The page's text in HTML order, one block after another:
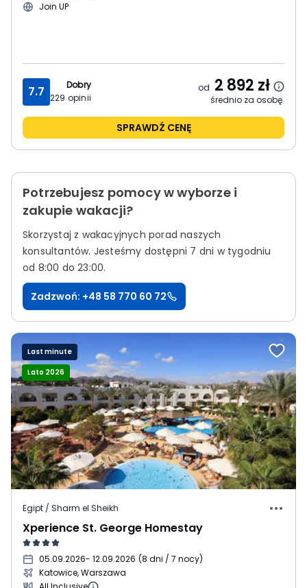
Join UP
7.7
Dobry
229 opinii
od 2 892 zł
średnio za osobę
SPRAWDŹ CENĘ
Potrzebujesz pomocy w wyborze i
zakupie wakacji?
Skorzystaj z wakacyjnych porad naszych
konsultantów. Jesteśmy dostępni 7 dni w tygodniu
od 8:00 do 23:00.
Zadzwoń: +48 58 770 60 72
Last minute
Lato 2026
Egipt / Sharm el Sheikh
Xperience St. George Homestay
05.09.2026- 12.09.2026 (8 dni / 7 nocy)
Katowice, Warszawa